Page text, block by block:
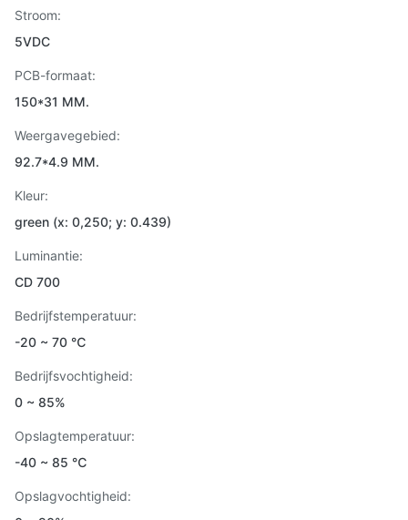
Stroom:
5VDC
PCB-formaat:
150*31 MM.
Weergavegebied:
92.7*4.9 MM.
Kleur:
green (x: 0,250; y: 0.439)
Luminantie:
CD 700
Bedrijfstemperatuur:
-20 ~ 70 ℃
Bedrijfsvochtigheid:
0 ~ 85%
Opslagtemperatuur:
-40 ~ 85 ℃
Opslagvochtigheid: